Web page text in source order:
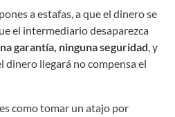
a estafas, a que el dinero se
el intermediario desaparezca
garantía, ninguna seguridad, y
dinero llegará no compensa el
como tomar un atajo por